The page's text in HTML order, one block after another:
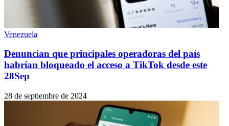
Venezuela
Denuncian que principales operadoras del país
habrían bloqueado el acceso a TikTok desde este
28Sep
28 de septiembre de 2024